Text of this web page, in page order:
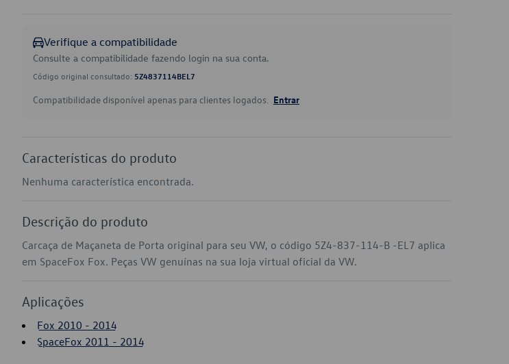
Verifique a compatibilidade
Consulte a compatibilidade fazendo login na sua conta.
Código original consultado: 5Z4837114BEL7
Compatibilidade disponível apenas para clientes logados. Entrar
Características do produto
Nenhuma característica encontrada.
Descrição do produto
Carcaça de Maçaneta de Porta original para seu VW, o código 5Z4-837-114-B -EL7 aplica
em SpaceFox Fox. Peças VW genuínas na sua loja virtual oficial da VW.
Aplicações
Fox 2010 - 2014
SpaceFox 2011 - 2014